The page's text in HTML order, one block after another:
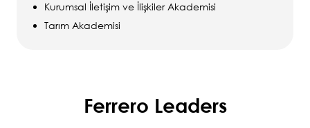
Kurumsal İletişim ve İlişkiler Akademisi
Tarım Akademisi
Ferrero Leaders